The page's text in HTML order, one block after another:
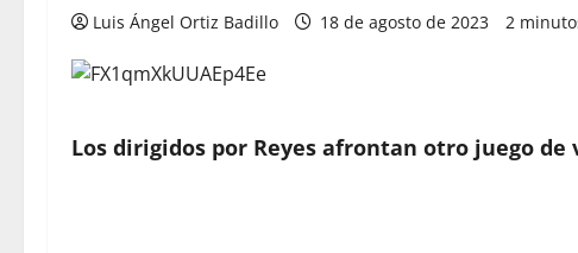
Luis Ángel Ortiz Badillo 18 de agosto de 2023 2
Los dirigidos por Reyes afrontan otro juego